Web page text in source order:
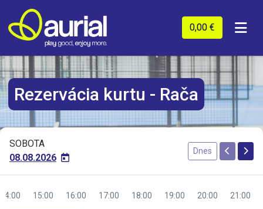
0,00 €
Rezervácia kurtu - Rača
SOBOTA
08.08.2026
Dnes
14:00 15:00 16:00 17:00 18:00 19:00 20:00 21:00